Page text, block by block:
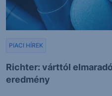
Richter: várttól
eredmény
PIACI HÍREK